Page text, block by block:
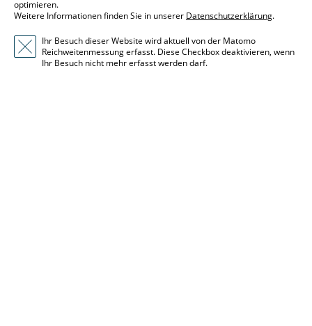
optimieren.
Weitere Informationen finden Sie in unserer Datenschutzerklärung.
Ihr Besuch dieser Website wird aktuell von der Matomo
Reichweitenmessung erfasst. Diese Checkbox deaktivieren, wenn
Ihr Besuch nicht mehr erfasst werden darf.